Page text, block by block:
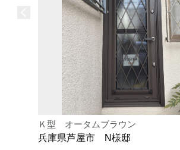
Ｋ型 オータムブラウン
兵庫県芦屋市 N様邸